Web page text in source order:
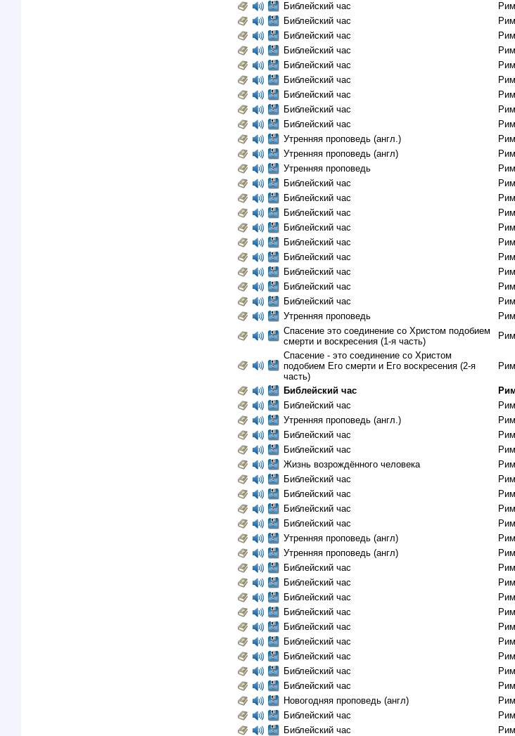
Библейский час
Библейский час
Библейский час
Библейский час
Библейский час
Библейский час
Библейский час
Библейский час
Библейский час
Утренняя проповедь (англ.)
Утренняя проповедь (англ)
Утренняя проповедь
Библейский час
Библейский час
Библейский час
Библейский час
Библейский час
Библейский час
Библейский час
Библейский час
Библейский час
Утренняя проповедь
Спасение это соединение со Христом подобием
смерти и воскресения (1-я часть)
Спасение - это соединение со Христом
подобием Его смерти и Eго воскресения (2-я
часть)
Библейский час
Библейский час
Утренняя проповедь (англ.)
Библейский час
Библейский час
Жизнь возрождённого человека
Библейский час
Библейский час
Библейский час
Библейский час
Утренняя проповедь (англ)
Утренняя проповедь (англ)
Библейский час
Библейский час
Библейский час
Библейский час
Библейский час
Библейский час
Библейский час
Библейский час
Библейский час
Новогодняя проповедь (англ)
Библейский час
Библейский час